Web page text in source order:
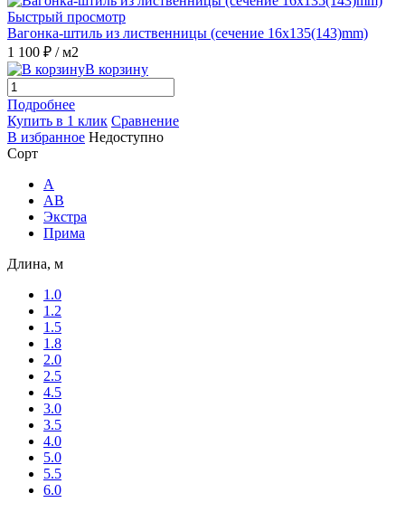
Быстрый просмотр
Вагонка-штиль из лиственницы (сечение 16x135(143)mm)
1 100 ₽ / м2
В корзину
Подробнее
Купить в 1 клик Сравнение
В избранное Недоступно
Сорт
A
AB
Экстра
Прима
Длина, м
1.0
1.2
1.5
1.8
2.0
2.5
4.5
3.0
3.5
4.0
5.0
5.5
6.0